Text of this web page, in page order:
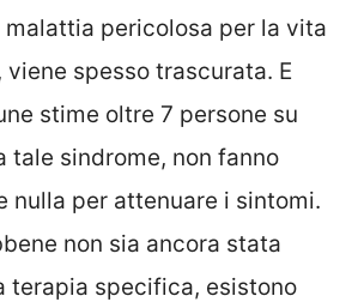
malattia pericolosa per la vita
viene spesso trascurata. E
stime oltre 7 persone su
tale sindrome, non fanno
nulla per attenuare i sintomi.
non sia ancora stata
terapia specifica, esistono